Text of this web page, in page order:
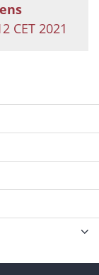
CET 2021